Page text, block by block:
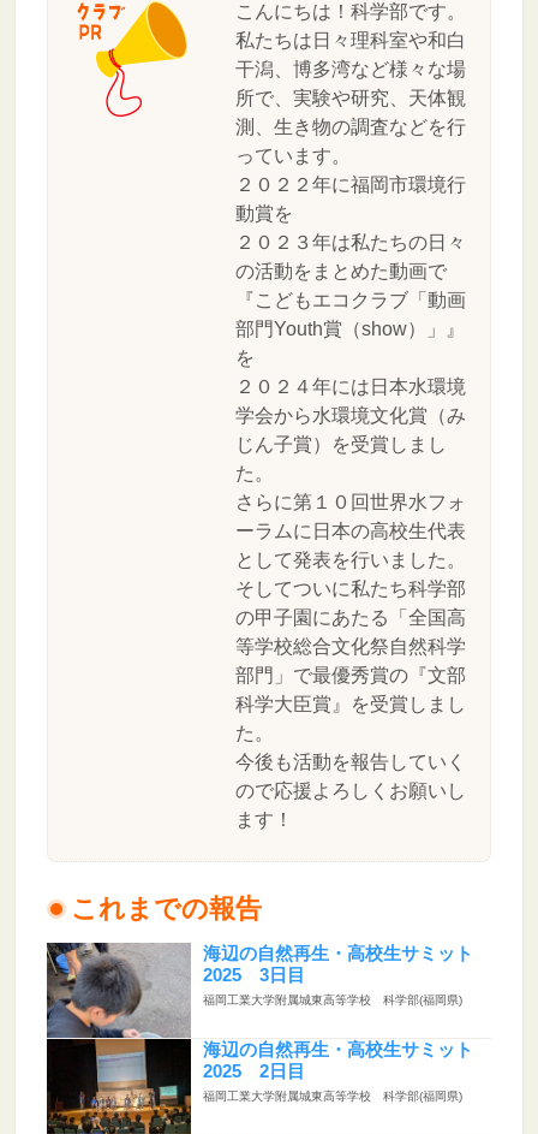
こんにちは！科学部です。
私たちは日々理科室や和白
干潟、博多湾など様々な場
所で、実験や研究、天体観
測、生き物の調査などを行
っています。
２０２２年に福岡市環境行
動賞を
２０２３年は私たちの日々
の活動をまとめた動画で
『こどもエコクラブ「動画
部門Youth賞（show）」』
を
２０２４年には日本水環境
学会から水環境文化賞（み
じん子賞）を受賞しまし
た。
さらに第１０回世界水フォ
ーラムに日本の高校生代表
として発表を行いました。
そしてついに私たち科学部
の甲子園にあたる「全国高
等学校総合文化祭自然科学
部門」で最優秀賞の『文部
科学大臣賞』を受賞しまし
た。
今後も活動を報告していく
ので応援よろしくお願いし
ます！
これまでの報告
海辺の自然再生・高校生サミット
2025 3日目
福岡工業大学附属城東高等学校 科学部(福岡県)
海辺の自然再生・高校生サミット
2025 2日目
福岡工業大学附属城東高等学校 科学部(福岡県)